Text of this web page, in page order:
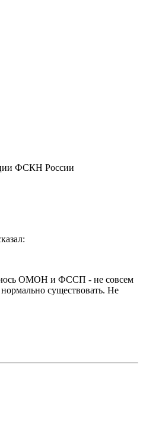
ФСКН России
ОМОН и ФССП - не совсем
существовать. Не